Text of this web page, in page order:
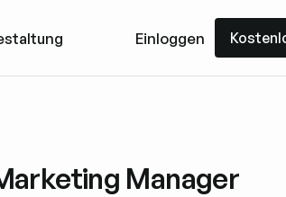
Einloggen
Manager